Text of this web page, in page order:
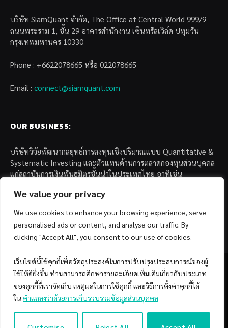
We value your privacy
We use cookies to enhance your browsing experience, serve
personalised ads or content, and analyse our traffic. By
clicking "Accept All", you consent to our use of cookies.
เว็บไซต์นี้ใช้คุกกี้เพื่อวัตถุประสงค์ในการปรับปรุงประสบการณ์ของผู้
ใช้ให้ดียิ่งขึ้น ท่านสามารถศึกษารายละเอียดเพิ่มเติมเกี่ยวกับประเภท
ของคุกกี้ที่เราจัดเก็บ เหตุผลในการใช้คุกกี้ และวิธีการตั้งค่าคุกกี้ได้
ใน คำแถลงว่าด้วยการเก็บรวบรวมข้อมูลส่วนบุคคล
บริษัท SiamQuant จำกัด, The Office at Central World 999/9
ถนนพระราม 1, ชั้น 29 อาคารสำนักงาน เซ็นทรัลเวิล์ด ปทุมวัน
กรุงเทพมหานคร 10330
Phone : +6622078665 หรือ 022078665
Email : connect@siamquant.com
OUR BUSINESS:
บริษัทวิจัยพัฒนากลยุทธ์การลงทุนเชิงปริมาณแบบ Quantitative &
Systematic Investing และตัวแทนด้านการตลาดกองทุนส่วนบุคคล
แก่สถาบันการเงินพันธมิตรชั้นนำในประเทศไทย อาทิเช่น
– บล. กรุงไทย เอ็กซ์สปริง จำกัด
– บล. ฟิลลิป (ประเทศไทย) จำกัด (มหาชน)
Facebook YouTube